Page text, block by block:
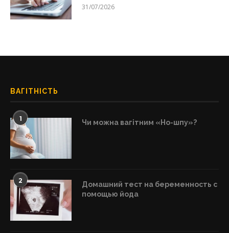
31/07/2026
ВАГІТНІСТЬ
1 Чи можна вагітним «Но-шпу»?
2
Домашний тест на беременность с
помощью йода